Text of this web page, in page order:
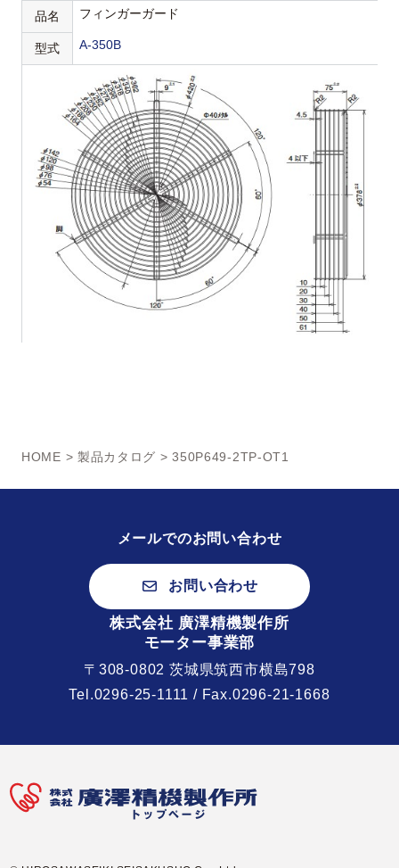
品名 フィンガーガード
型式 A-350B
HOME > 製品カタログ > 350P649-2TP-OT1
メールでのお問い合わせ
お問い合わせ
株式会社 廣澤精機製作所
モーター事業部
〒308-0802 茨城県筑西市横島798
Tel.0296-25-1111 / Fax.0296-21-1668